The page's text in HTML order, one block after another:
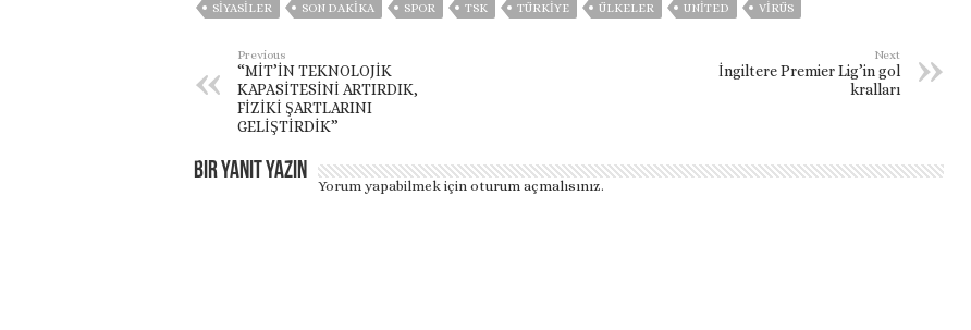
SİYASİLER
SON DAKIKA SPOR TSK TÜRKİYE ÜLKELER UNITED VIRÜS
Previous
“MİT’İN TEKNOLOJİK
KAPASİTESİNİ ARTIRDIK,
FİZİKİ ŞARTLARINI
GELİŞTİRDİK”
Next
İngiltere Premier Lig’in gol
kralları
Bir yanıt yazın
Yorum yapabilmek için oturum açmalısınız.